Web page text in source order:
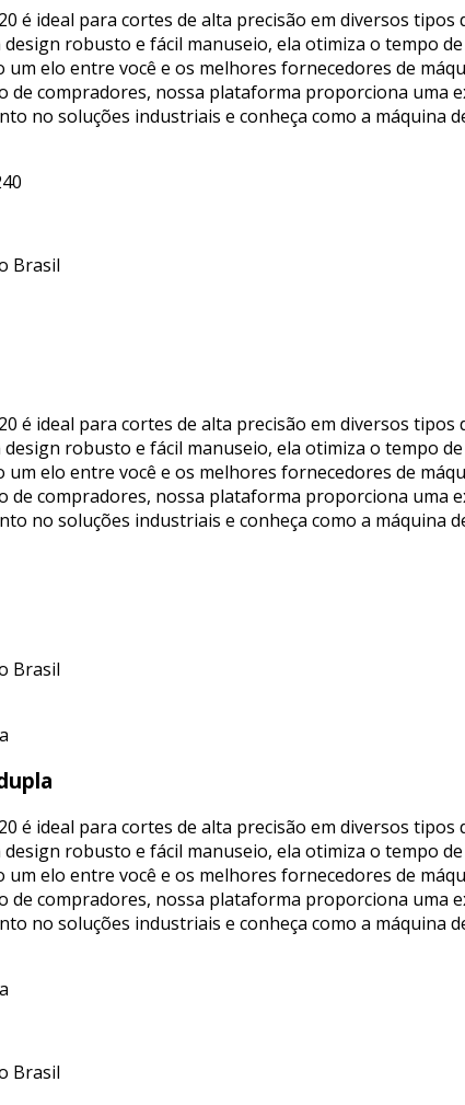
é ideal para cortes de alta precisão em diversos
robusto e fácil manuseio, ela otimiza o tempo
elo entre você e os melhores fornecedores de
de compradores, nossa plataforma proporciona uma
no soluções industriais e conheça como a máquina
Brasil
é ideal para cortes de alta precisão em diversos
robusto e fácil manuseio, ela otimiza o tempo
elo entre você e os melhores fornecedores de
de compradores, nossa plataforma proporciona uma
no soluções industriais e conheça como a máquina
Brasil
é ideal para cortes de alta precisão em diversos
robusto e fácil manuseio, ela otimiza o tempo
elo entre você e os melhores fornecedores de
de compradores, nossa plataforma proporciona uma
no soluções industriais e conheça como a máquina
Brasil